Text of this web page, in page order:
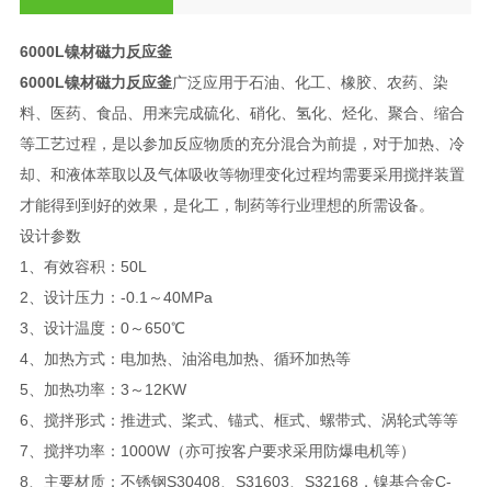
6000L镍材磁力反应釜
6000L镍材磁力反应釜广泛应用于石油、化工、橡胶、农药、染
料、医药、食品、用来完成硫化、硝化、氢化、烃化、聚合、缩合
等工艺过程，是以参加反应物质的充分混合为前提，对于加热、冷
却、和液体萃取以及气体吸收等物理变化过程均需要采用搅拌装置
才能得到到好的效果，是化工，制药等行业理想的所需设备。
设计参数
1、有效容积：50L
2、设计压力：-0.1～40MPa
3、设计温度：0～650℃
4、加热方式：电加热、油浴电加热、循环加热等
5、加热功率：3～12KW
6、搅拌形式：推进式、桨式、锚式、框式、螺带式、涡轮式等等
7、搅拌功率：1000W（亦可按客户要求采用防爆电机等）
8、主要材质：不锈钢S30408、S31603、S32168，镍基合金C-